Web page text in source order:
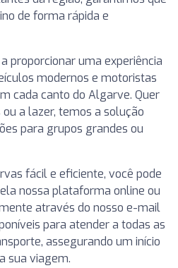
de forma rápida e
proporcionar uma experiência
modernos e motoristas
cada canto do Algarve. Quer
a lazer, temos a solução
para grupos grandes ou
fácil e eficiente, você pode
nossa plataforma online ou
através do nosso e-mail
para atender a todas as
assegurando um início
sua viagem.